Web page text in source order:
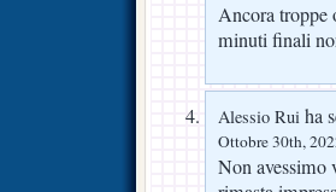
Ancora troppe
minuti finali
Alessio Rui ha
Ottobre 30th,
Non avessimo